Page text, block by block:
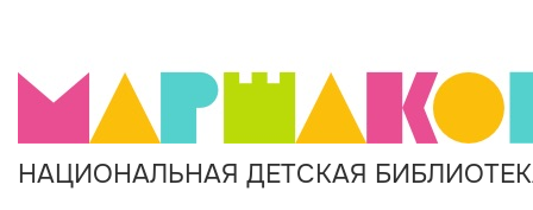
НАЦИОНАЛЬНАЯ ДЕТСКАЯ